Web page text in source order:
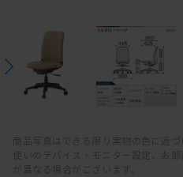
商品写真はできる限り実物の色に近
使いのデバイス・モニター設定、お
が異なる場合がございます。